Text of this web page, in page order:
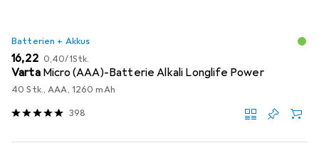
Batterien + Akkus
EUR
16,22 EUR
0,40/1Stk.
Varta Micro (AAA)-Batterie Alkali Longlife Power
40 Stk., AAA, 1260 mAh
398